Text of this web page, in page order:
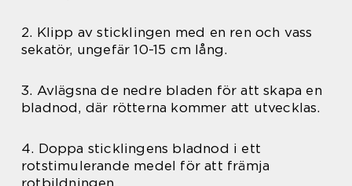
2. Klipp av sticklingen med en ren och vass
sekatör, ungefär 10-15 cm lång.
3. Avlägsna de nedre bladen för att skapa en
bladnod, där rötterna kommer att utvecklas.
4. Doppa sticklingens bladnod i ett
rotstimulerande medel för att främja
rotbildningen.